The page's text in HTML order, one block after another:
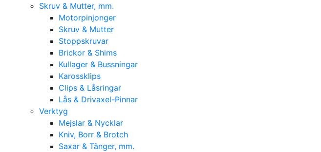
Skruv & Mutter, mm.
Motorpinjonger
Skruv & Mutter
Stoppskruvar
Brickor & Shims
Kullager & Bussningar
Karossklips
Clips & Låsringar
Lås & Drivaxel-Pinnar
Verktyg
Mejslar & Nycklar
Kniv, Borr & Brotch
Saxar & Tänger, mm.